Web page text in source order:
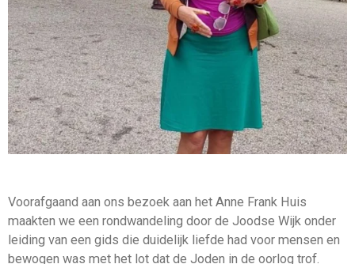
Voorafgaand aan ons bezoek aan het Anne Frank Huis
maakten we een rondwandeling door de Joodse Wijk onder
leiding van een gids die duidelijk liefde had voor mensen en
bewogen was met het lot dat de Joden in de oorlog trof.